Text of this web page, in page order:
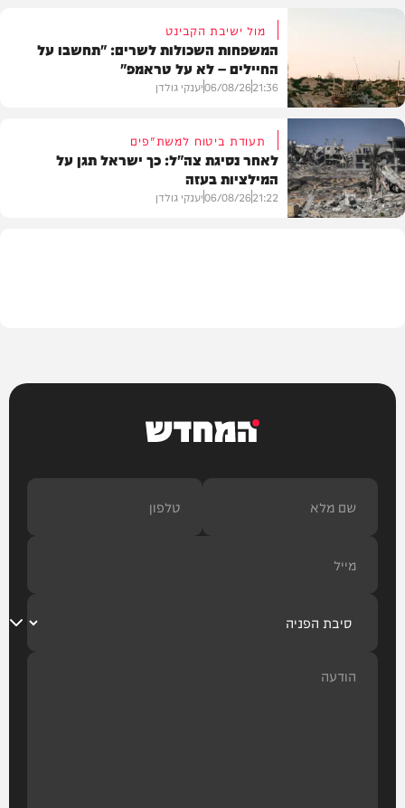
חדשות
צבא וביטחון
מול ישיבת הקבינט
המשפחות השכולות לשרים: "תחשבו על
החיילים – לא על טראמפ"
21:36
06/08/26יענקי גולדן
תעודת ביטוח למשת"פים
לאחר נסיגת צה"ל: כך ישראל תגן על
המילציות בעזה
21:22
06/08/26יענקי גולדן
המחדש